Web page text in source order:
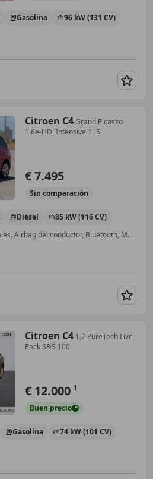
Gasolina 96 kW (131 CV)
Citroen C4Grand Picasso
1.6e-HDi Intensive 115
€ 7.495
Sin comparación
Diésel
85 kW (116 CV)
Garantia, USB, Airbags laterales, Airbag del conductor, Bluetooth, Manos libres, Climatizador automático, Airbag acompañante
Citroen C4 1.2 PureTech Live
Pack S&S 100
€ 12.000 1
Buen precio
Gasolina 74 kW (101 CV)